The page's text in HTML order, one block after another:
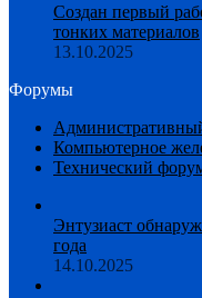
Создан первый
тонких материалов
13.10.2025
Форумы
Компьютерное
Технический
Энтузиаст
года
14.10.2025